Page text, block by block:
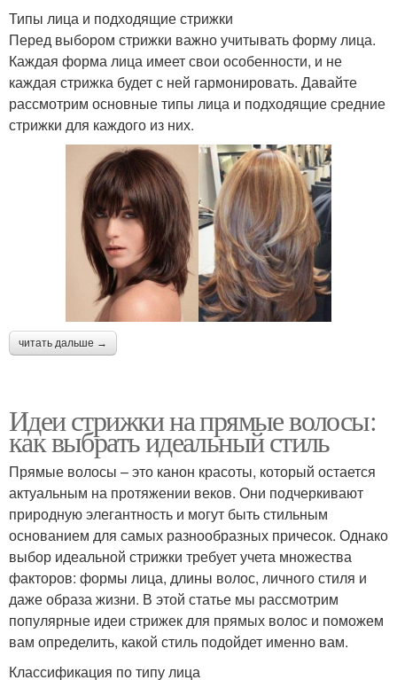
Типы лица и подходящие стрижки
Перед выбором стрижки важно учитывать форму лица.
Каждая форма лица имеет свои особенности, и не
каждая стрижка будет с ней гармонировать. Давайте
рассмотрим основные типы лица и подходящие средние
стрижки для каждого из них.
читать дальше →
Идеи стрижки на прямые волосы:
как выбрать идеальный стиль
Прямые волосы – это канон красоты, который остается
актуальным на протяжении веков. Они подчеркивают
природную элегантность и могут быть стильным
основанием для самых разнообразных причесок. Однако
выбор идеальной стрижки требует учета множества
факторов: формы лица, длины волос, личного стиля и
даже образа жизни. В этой статье мы рассмотрим
популярные идеи стрижек для прямых волос и поможем
вам определить, какой стиль подойдет именно вам.
Классификация по типу лица